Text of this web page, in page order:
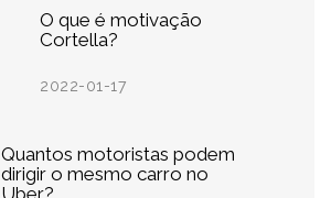
O que é motivação
Cortella?
2022-01-17
Quantos motoristas podem
dirigir o mesmo carro no